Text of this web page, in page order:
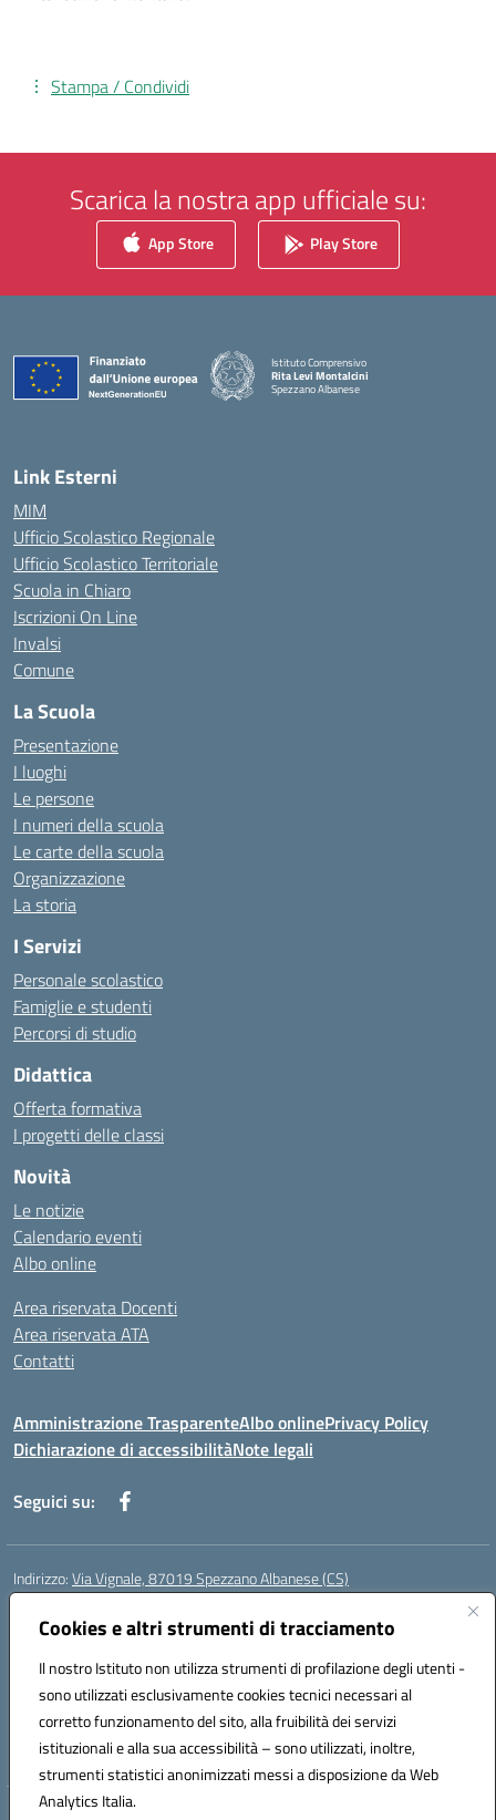
Cookies e altri strumenti di tracciamento
Il nostro Istituto non utilizza strumenti di profilazione degli utenti -
sono utilizzati esclusivamente cookies tecnici necessari al
corretto funzionamento del sito, alla fruibilità dei servizi
istituzionali e alla sua accessibilità – sono utilizzati, inoltre,
strumenti statistici anonimizzati messi a disposizione da Web
Analytics Italia.
Stampa / Condividi
Scarica la nostra app ufficiale su:
App Store Play Store
Istituto Comprensivo
Rita Levi Montalcini
Spezzano Albanese
— Visita la pagina iniziale della scuola
Link Esterni
MIM
Ufficio Scolastico Regionale
Ufficio Scolastico Territoriale
Scuola in Chiaro
Iscrizioni On Line
Invalsi
Comune
La Scuola
Presentazione
I luoghi
Le persone
I numeri della scuola
Le carte della scuola
Organizzazione
La storia
I Servizi
Personale scolastico
Famiglie e studenti
Percorsi di studio
Didattica
Offerta formativa
I progetti delle classi
Novità
Le notizie
Calendario eventi
Albo online
Area riservata Docenti
Area riservata ATA
Contatti
Amministrazione TrasparenteAlbo onlinePrivacy Policy
Dichiarazione di accessibilitàNote legali
Seguici su:
Indirizzo:Via Vignale, 87019 Spezzano Albanese (CS)
Centralino:
Posta elettronica certificata (PEC):csic878003@pec.istruzione.it
Codice fiscale: 94018300783
Codice meccanografico:CSIC878003
Codice Indice delle Pubbliche Amministrazioni (IPA): istsc_csic878003
Codice unico di fatturazione (CUF): UFK2HU